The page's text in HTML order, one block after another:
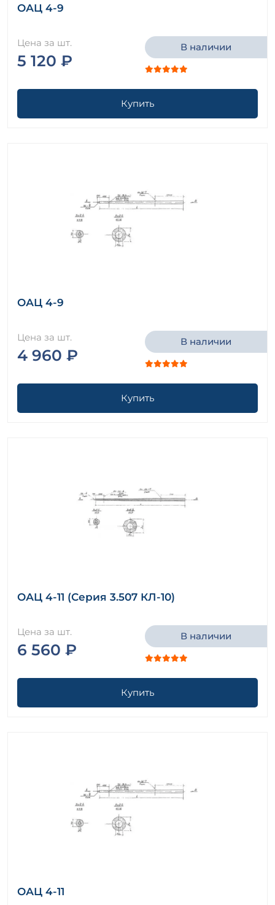
ОАЦ 4-9
Цена за шт.
5 120 ₽
В наличии
Купить
ОАЦ 4-9
Цена за шт.
4 960 ₽
В наличии
Купить
ОАЦ 4-11 (Серия 3.507 КЛ-10)
Цена за шт.
6 560 ₽
В наличии
Купить
ОАЦ 4-11